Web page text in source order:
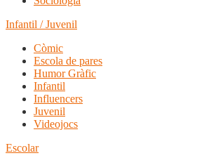
Infantil / Juvenil
Còmic
Escola de pares
Humor Gràfic
Infantil
Influencers
Juvenil
Videojocs
Escolar